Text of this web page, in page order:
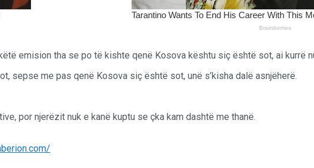
emision tha se po të kishte qenë Kosova kështu siç është sot, ai kurrë
sepse me pas qenë Kosova siç është sot, unë s’kisha dalë asnjëherë.
por njerëzit nuk e kanë kuptu se çka kam dashtë me thanë.